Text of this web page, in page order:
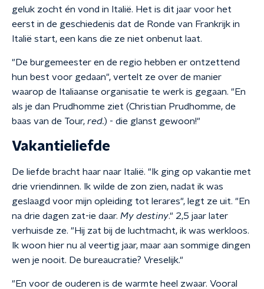
geluk zocht én vond in Italië. Het is dit jaar voor het
eerst in de geschiedenis dat de Ronde van Frankrijk in
Italië start, een kans die ze niet onbenut laat.
"De burgemeester en de regio hebben er ontzettend
hun best voor gedaan", vertelt ze over de manier
waarop de Italiaanse organisatie te werk is gegaan. "En
als je dan Prudhomme ziet (Christian Prudhomme, de
baas van de Tour, red.) - die glanst gewoon!"
Vakantieliefde
De liefde bracht haar naar Italië. "Ik ging op vakantie met
drie vriendinnen. Ik wilde de zon zien, nadat ik was
geslaagd voor mijn opleiding tot lerares", legt ze uit. "En
na drie dagen zat-ie daar. My destiny." 2,5 jaar later
verhuisde ze. "Hij zat bij de luchtmacht, ik was werkloos.
Ik woon hier nu al veertig jaar, maar aan sommige dingen
wen je nooit. De bureaucratie? Vreselijk."
"En voor de ouderen is de warmte heel zwaar. Vooral